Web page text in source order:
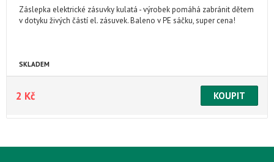
Záslepka elektrické zásuvky kulatá - výrobek pomáhá zabránit dětem
v dotyku živých částí el. zásuvek. Baleno v PE sáčku, super cena!
SKLADEM
2 Kč